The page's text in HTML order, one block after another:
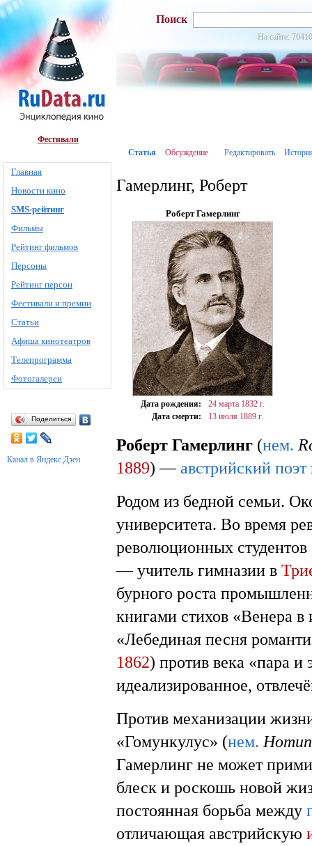
Фестивали
Главная
Новости кино
SMS-рейтинг
Фильмы
Рейтинг фильмов
Персоны
Рейтинг персон
Фестивали и премии
Статьи
Афиша кинотеатров
Телепрограмма
Фотогалереи
Поделиться
Канал в Яндекс.Дзен
Поиск
На сайте:
Статья Обсуждение Редактировать
Гамерлинг, Роберт
Роберт Гамерлинг
Дата рождения: 24 марта 1832 г.
Дата смерти:
13 июля 1889 г.
Роберт Гамерлинг (нем.
1889) — австрийский поэт
Родом из бедной семьи.
университета. Во время
революционных
— учитель гимназии в
бурного роста
книгами стихов «Венера в
«Лебединая песня
1862) против века «пара и
идеализированное,
Против механизации
«Гомункулус» (нем.
Гамерлинг не может
блеск и роскошь новой
постоянная борьба между
отличающая австрийскую